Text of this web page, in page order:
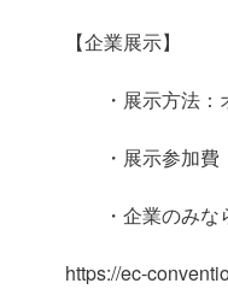
【企業展示】
・展示方法：
・展示参加費
・企業のみなら
https://ec-